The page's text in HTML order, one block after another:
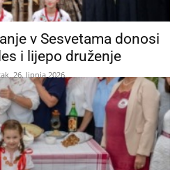
v Sesvetama donosi
i lijepo druženje
26. lipnja 2026.